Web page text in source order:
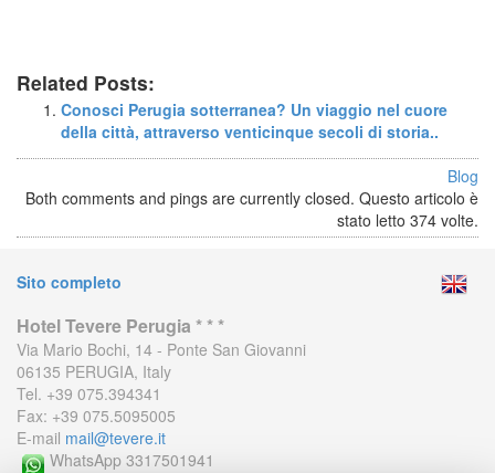
Related Posts:
Conosci Perugia sotterranea? Un viaggio nel cuore
della città, attraverso venticinque secoli di storia..
Blog
Both comments and pings are currently closed. Questo articolo è
stato letto 374 volte.
Sito completo
Hotel Tevere Perugia * * *
Via Mario Bochi, 14 - Ponte San Giovanni
06135 PERUGIA, Italy
Tel. +39 075.394341
Fax: +39 075.5095005
E-mail mail@tevere.it
WhatsApp 3317501941